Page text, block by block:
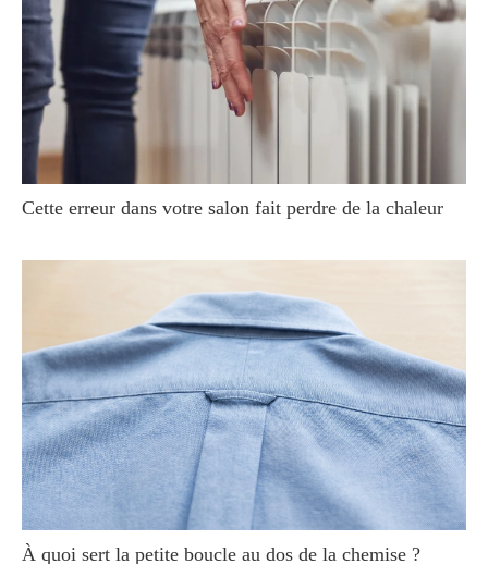
Cette erreur dans votre salon fait perdre de la chaleur
À quoi sert la petite boucle au dos de la chemise ?